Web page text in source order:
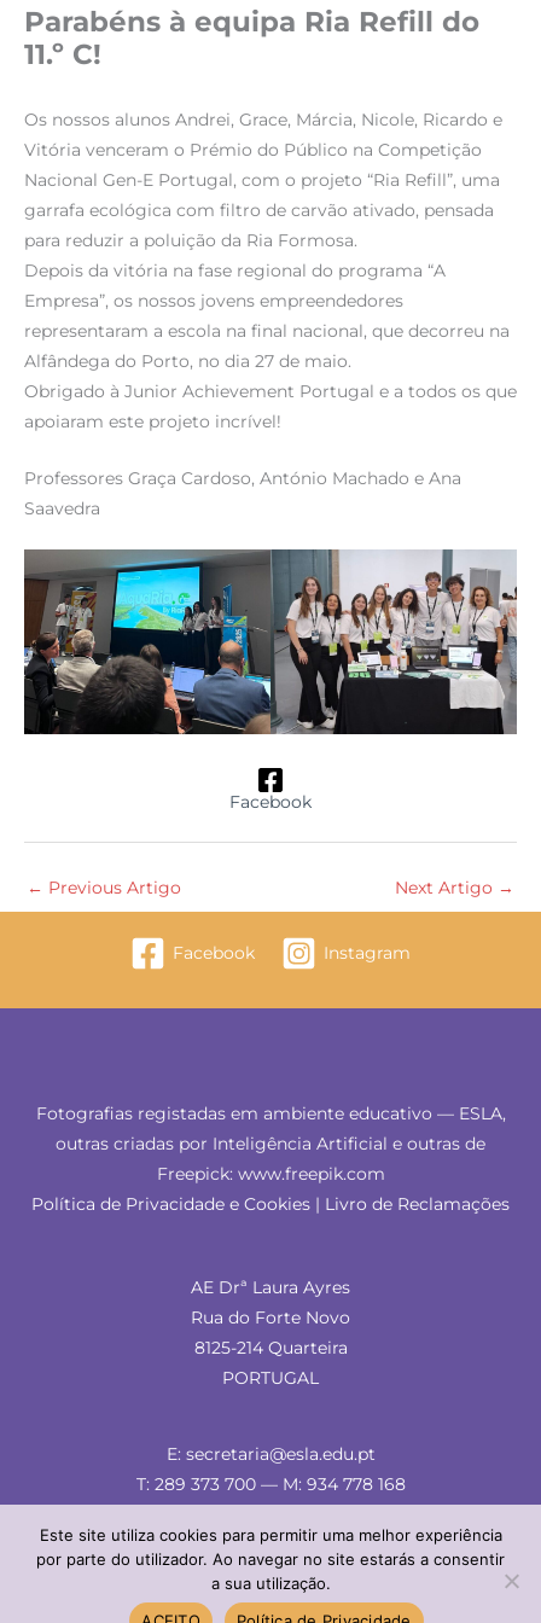
Parabéns à equipa Ria Refill do
11.º C!
Os nossos alunos Andrei, Grace, Márcia, Nicole, Ricardo e
Vitória venceram o Prémio do Público na Competição
Nacional Gen-E Portugal, com o projeto “Ria Refill”, uma
garrafa ecológica com filtro de carvão ativado, pensada
para reduzir a poluição da Ria Formosa.
Depois da vitória na fase regional do programa “A
Empresa”, os nossos jovens empreendedores
representaram a escola na final nacional, que decorreu na
Alfândega do Porto, no dia 27 de maio.
Obrigado à Junior Achievement Portugal e a todos os que
apoiaram este projeto incrível!
Professores Graça Cardoso, António Machado e Ana
Saavedra
Facebook
← Previous Artigo Next Artigo →
Facebook Instagram
Fotografias registadas em ambiente educativo — ESLA,
outras criadas por Inteligência Artificial e outras de
Freepick: www.freepik.com
Política de Privacidade e Cookies | Livro de Reclamações
AE Drª Laura Ayres
Rua do Forte Novo
8125-214 Quarteira
PORTUGAL
E: secretaria@esla.edu.pt
T: 289 373 700 — M: 934 778 168
© ESLA 2024 — comunicação & imagem
Este site utiliza cookies para permitir uma melhor experiência
por parte do utilizador. Ao navegar no site estarás a consentir
a sua utilização.